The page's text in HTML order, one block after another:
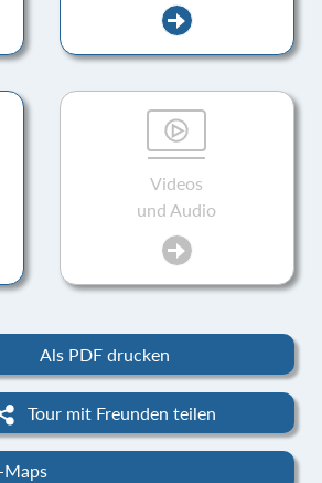
Videos
und Audio
Als PDF drucken
Tour mit Freunden teilen